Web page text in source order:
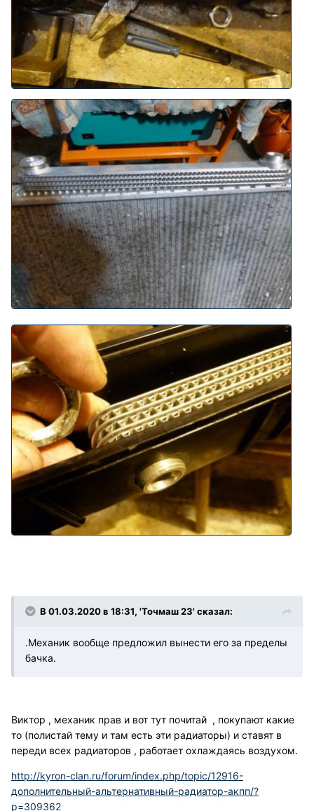
В 01.03.2020 в 18:31, 'Точмаш 23' сказал:
.Механик вообще предложил вынести его за пределы
бачка.
Виктор , механик прав и вот тут почитай , покупают какие
то (полистай тему и там есть эти радиаторы) и ставят в
переди всех радиаторов , работает охлаждаясь воздухом.
http://kyron-clan.ru/forum/index.php/topic/12916-
дополнительный-альтернативный-радиатор-акпп/?
p=309362